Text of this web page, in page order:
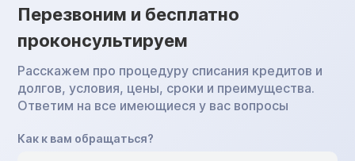
Перезвоним и бесплатно
проконсультируем
Расскажем про процедуру списания кредитов и
долгов, условия, цены, сроки и преимущества.
Ответим на все имеющиеся у вас вопросы
Как к вам обращаться?